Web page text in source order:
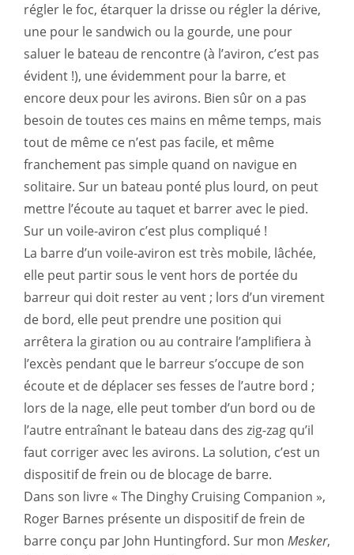
régler le foc, étarquer la drisse ou régler la dérive,
une pour le sandwich ou la gourde, une pour
saluer le bateau de rencontre (à l’aviron, c’est pas
évident !), une évidemment pour la barre, et
encore deux pour les avirons. Bien sûr on a pas
besoin de toutes ces mains en même temps, mais
tout de même ce n’est pas facile, et même
franchement pas simple quand on navigue en
solitaire. Sur un bateau ponté plus lourd, on peut
mettre l’écoute au taquet et barrer avec le pied.
Sur un voile-aviron c’est plus compliqué !
La barre d’un voile-aviron est très mobile, lâchée,
elle peut partir sous le vent hors de portée du
barreur qui doit rester au vent ; lors d’un virement
de bord, elle peut prendre une position qui
arrêtera la giration ou au contraire l’amplifiera à
l’excès pendant que le barreur s’occupe de son
écoute et de déplacer ses fesses de l’autre bord ;
lors de la nage, elle peut tomber d’un bord ou de
l’autre entraînant le bateau dans des zig-zag qu’il
faut corriger avec les avirons. La solution, c’est un
dispositif de frein ou de blocage de barre.
Dans son livre « The Dinghy Cruising Companion »,
Roger Barnes présente un dispositif de frein de
barre conçu par John Huntingford. Sur mon Mesker,